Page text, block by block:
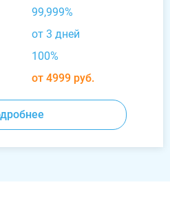
99,999%
от 3 дней
100%
от 4999 руб.